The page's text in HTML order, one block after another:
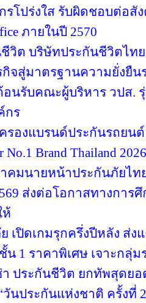
รโปร่งใส รับผิดชอบต่อ
ภายในปี 2570
วิต บริษัทประกันชีวิตไท
กิจสู่มาตรฐานความยั่งยืน
นรับคณะผู้บริหาร วปส.
กร
รองแบรนด์ประกันรถยน
No.1 Brand Thailand
คมนายหน้าประกันภัยไท
ส่งต่อโอกาสทางการ
ห้
เปิดเกมรุกครึ่งปีหลัง ส่ง
1 ราคาพิเศษ เจาะกลุ่
า ประกันชีวิต ยกทัพสุดย
นประกันแห่งชาติ ครั้งที่